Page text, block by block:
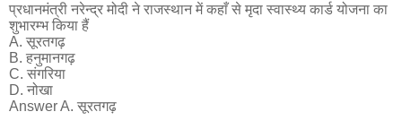
प्रधानमंत्री नरेन्द्र मोदी ने राजस्थान में कहाँ से मृदा स्वास्थ्य कार्ड योजना का
शुभारम्भ किया हैं
A. सूरतगढ़
B. हनुमानगढ़
C. संगरिया
D. नोखा
Answer A. सूरतगढ़